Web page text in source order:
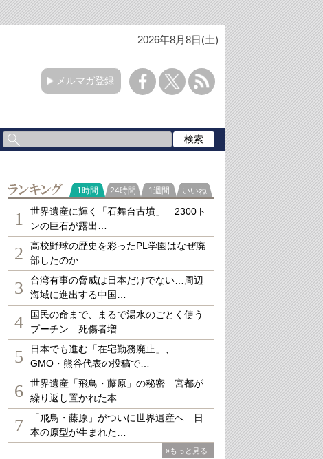
2026年8月8日(土)
メルマガ登録
ランキング
1時間 24時間 1週間 いいね
1
世界遺産に輝く「石舞台古墳」 2300ト
ンの巨石が露出…
2
高校野球の歴史を彩ったPL学園はなぜ廃
部したのか
3
台湾有事の脅威は日本だけでない…周辺
海域に進出する中国…
4
国民の命まで、まるで湯水のごとく使う
プーチン…死傷者増…
5
日本でも進む「在宅勤務廃止」、
GMO・熊谷代表の投稿で…
6
世界遺産「飛鳥・藤原」の秘密 宮都が
繰り返し置かれた本…
7
「飛鳥・藤原」がついに世界遺産へ 日
本の原型が生まれた…
»もっと見る